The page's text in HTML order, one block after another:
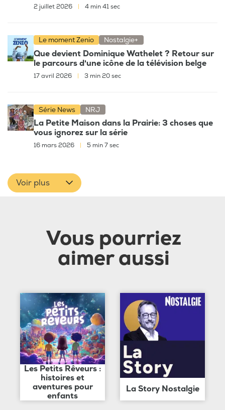
2 juillet 2026 4 min 41 sec
Le moment Zenio Nostalgie+
Que devient Dominique Wathelet ? Retour sur
le parcours d'une icône de la télévision belge
17 avril 2026 3 min 20 sec
Série News NRJ
La Petite Maison dans la Prairie: 3 choses que
vous ignorez sur la série
16 mars 2026 | 5 min 7 sec
Voir plus
Vous pourriez
aimer aussi
Les Petits Rêveurs :
histoires et
aventures pour
enfants
La Story Nostalgie